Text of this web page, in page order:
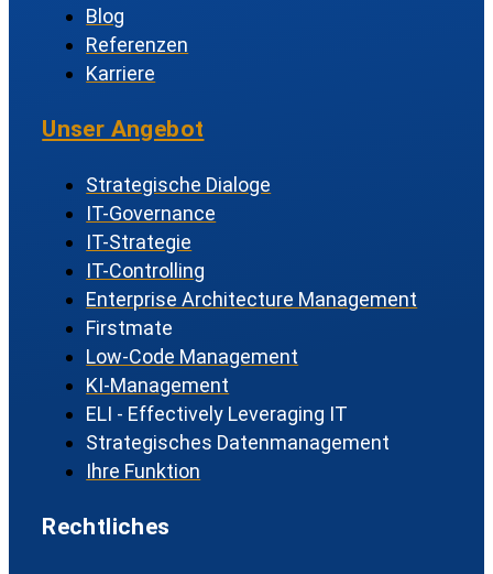
Blog
Referenzen
Karriere
Unser Angebot
Strategische Dialoge
IT-Governance
IT-Strategie
IT-Controlling
Enterprise Architecture Management
Firstmate
Low-Code Management
KI-Management
ELI - Effectively Leveraging IT
Strategisches Datenmanagement
Ihre Funktion
Rechtliches